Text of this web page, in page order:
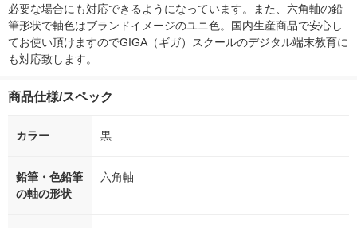
必要な場合にも対応できるようになっています。また、六角軸の鉛
筆形状で軸色はブランドイメージのユニ色。国内生産商品で安心し
てお使い頂けますのでGIGA（ギガ）スクールのデジタル端末教育に
も対応致します。
商品仕様/スペック
カラー 黒
鉛筆・色鉛筆
の軸の形状
六角軸